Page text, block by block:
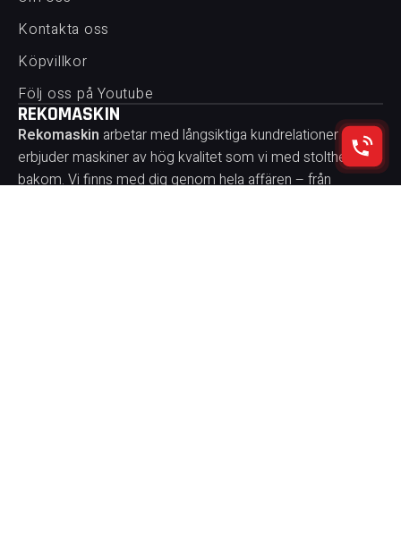
Kontakta oss
Köpvillkor
Följ oss på Youtube
REKOMASKIN
Rekomaskin arbetar med långsiktiga kundrelationer och
erbjuder maskiner av hög kvalitet som vi med stolthet står
bakom. Vi finns med dig genom hela affären – från